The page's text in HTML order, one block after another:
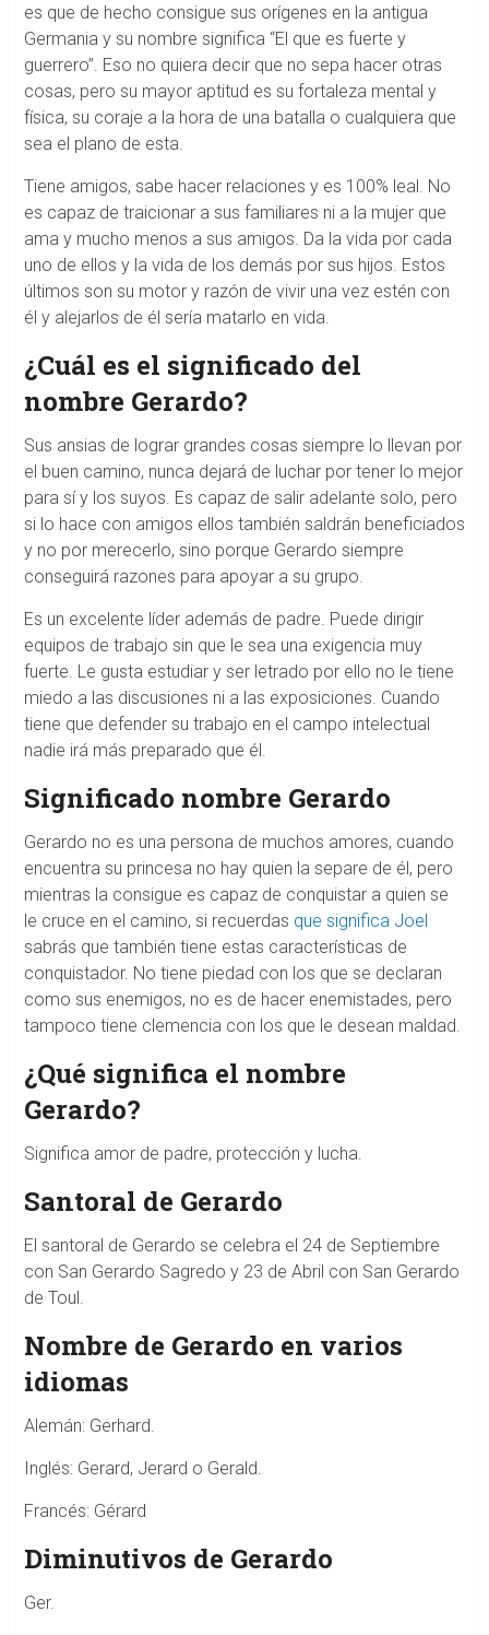
es que de hecho consigue sus orígenes en la antigua
Germania y su nombre significa “El que es fuerte y
guerrero”. Eso no quiera decir que no sepa hacer otras
cosas, pero su mayor aptitud es su fortaleza mental y
física, su coraje a la hora de una batalla o cualquiera que
sea el plano de esta.
Tiene amigos, sabe hacer relaciones y es 100% leal. No
es capaz de traicionar a sus familiares ni a la mujer que
ama y mucho menos a sus amigos. Da la vida por cada
uno de ellos y la vida de los demás por sus hijos. Estos
últimos son su motor y razón de vivir una vez estén con
él y alejarlos de él sería matarlo en vida.
¿Cuál es el significado del
nombre Gerardo?
Sus ansias de lograr grandes cosas siempre lo llevan por
el buen camino, nunca dejará de luchar por tener lo mejor
para sí y los suyos. Es capaz de salir adelante solo, pero
si lo hace con amigos ellos también saldrán beneficiados
y no por merecerlo, sino porque Gerardo siempre
conseguirá razones para apoyar a su grupo.
Es un excelente líder además de padre. Puede dirigir
equipos de trabajo sin que le sea una exigencia muy
fuerte. Le gusta estudiar y ser letrado por ello no le tiene
miedo a las discusiones ni a las exposiciones. Cuando
tiene que defender su trabajo en el campo intelectual
nadie irá más preparado que él.
Significado nombre Gerardo
Gerardo no es una persona de muchos amores, cuando
encuentra su princesa no hay quien la separe de él, pero
mientras la consigue es capaz de conquistar a quien se
le cruce en el camino, si recuerdas que significa Joel
sabrás que también tiene estas características de
conquistador. No tiene piedad con los que se declaran
como sus enemigos, no es de hacer enemistades, pero
tampoco tiene clemencia con los que le desean maldad.
¿Qué significa el nombre
Gerardo?
Significa amor de padre, protección y lucha.
Santoral de Gerardo
El santoral de Gerardo se celebra el 24 de Septiembre
con San Gerardo Sagredo y 23 de Abril con San Gerardo
de Toul.
Nombre de Gerardo en varios
idiomas
Alemán: Gerhard.
Inglés: Gerard, Jerard o Gerald.
Francés: Gérard
Diminutivos de Gerardo
Ger.